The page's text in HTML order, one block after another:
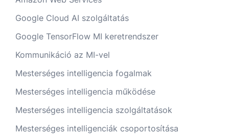
Google Cloud AI szolgáltatás
Google TensorFlow MI keretrendszer
Kommunikáció az MI-vel
Mesterséges intelligencia fogalmak
Mesterséges intelligencia működése
Mesterséges intelligencia szolgáltatások
Mesterséges intelligenciák csoportosítása